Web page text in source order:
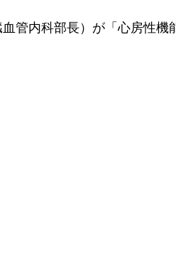
管内科部長）が「心房性機